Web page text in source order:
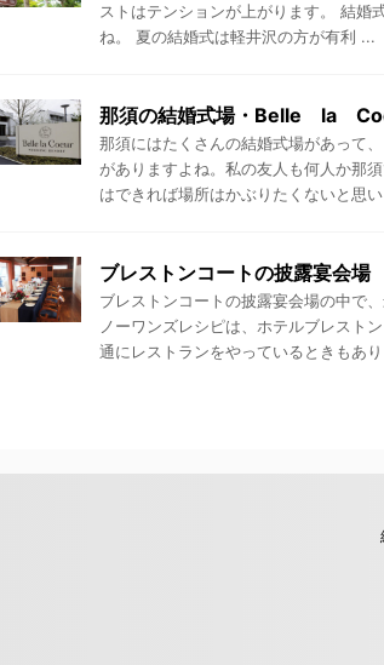
ストはテンションが上がります。 結婚
ね。 夏の結婚式は軽井沢の方が有利 ...
那須の結婚式場・Belle la
那須にはたくさんの結婚式場があって
がありますよね。私の友人も何人か那
はできれば場所はかぶりたくないと思
ブレストンコートの披露宴会
ブレストンコートの披露宴会場の中で
ノーワンズレシピは、ホテルブレスト
通にレストランをやっているときもあ